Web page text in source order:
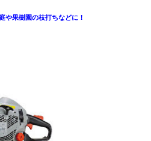
や果樹園の枝打ちなどに！